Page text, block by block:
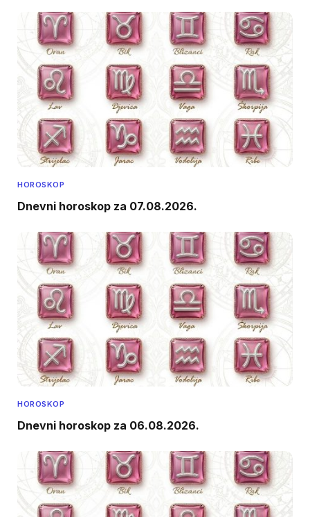
HOROSKOP
Dnevni horoskop za 07.08.2026.
HOROSKOP
Dnevni horoskop za 06.08.2026.